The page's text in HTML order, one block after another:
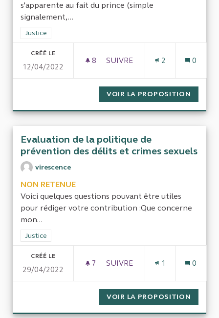
s'apparente au fait du prince (simple
signalement,...
Filtrer les résultats de la catégorie : Justice
Justice
CRÉÉ LE
12/04/2022
8 8 ABONNÉS
SUIVRE
2 0
VOIR LA PROPOSITION
Evaluation de la politique de
prévention des délits et crimes sexuels
virescence
NON RETENUE
Voici quelques questions pouvant être utiles
pour rédiger votre contribution :Que concerne
mon...
Filtrer les résultats de la catégorie : Justice
Justice
CRÉÉ LE
29/04/2022
7 7 ABONNÉS
SUIVRE
1 0
VOIR LA PROPOSITION